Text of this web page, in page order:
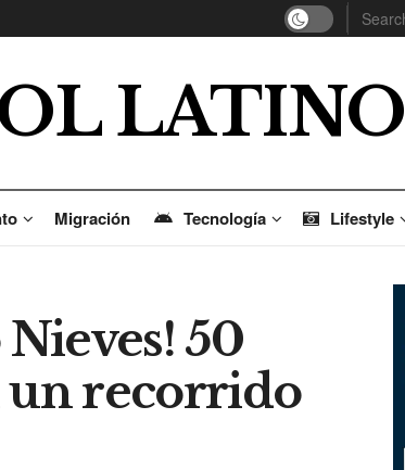
LATINO
Migración Tecnología Lifestyle
50
un recorrido